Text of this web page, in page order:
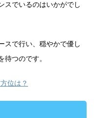
スでいるのはいかがでし
スで行い、穏やかで優し
待つのです。
位は？